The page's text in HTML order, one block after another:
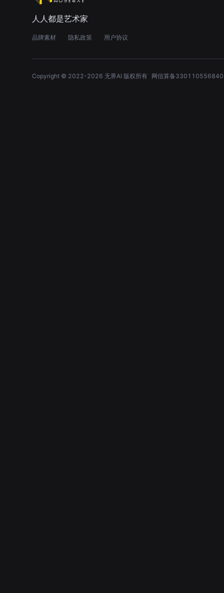
人人都是艺术家
品牌素材 隐私政策 用户协议
Copyright © 2022-2026 无界AI 版权所有 网信算备